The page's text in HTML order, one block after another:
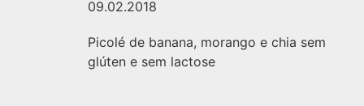
09.02.2018
Picolé de banana, morango e chia sem
glúten e sem lactose